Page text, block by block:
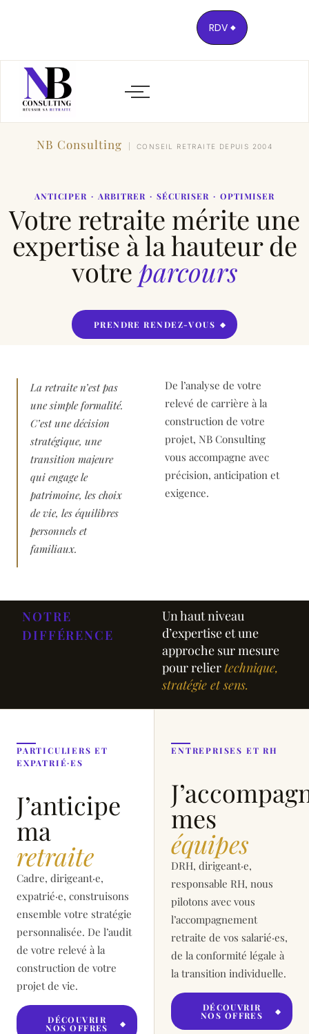
RDV
NB Consulting CONSEIL RETRAITE DEPUIS 2004
ANTICIPER · ARBITRER · SÉCURISER · OPTIMISER
Votre retraite mérite une
expertise à la hauteur de
votre parcours
PRENDRE RENDEZ-VOUS
La retraite n’est pas
une simple formalité.
C’est une décision
stratégique, une
transition majeure
qui engage le
patrimoine, les choix
de vie, les équilibres
personnels et
familiaux.
De l’analyse de votre
relevé de carrière à la
construction de votre
projet, NB Consulting
vous accompagne avec
précision, anticipation et
exigence.
NOTRE
DIFFÉRENCE
Un haut niveau
d’expertise et une
approche sur mesure
pour reliertechnique,
stratégie et sens.
PARTICULIERS ET
EXPATRIÉ·ES
J’anticipe
ma
retraite
Cadre, dirigeant·e,
expatrié·e, construisons
ensemble votre stratégie
personnalisée. De l’audit
de votre relevé à la
construction de votre
projet de vie.
DÉCOUVRIR
NOS OFFRES
ENTREPRISES ET RH
mes
équipes
DRH, dirigeant·e,
responsable RH, nous
pilotons avec vous
l’accompagnement
retraite de vos salarié·es,
de la conformité légale à
la transition individuelle.
DÉCOUVRIR
NOS OFFRES